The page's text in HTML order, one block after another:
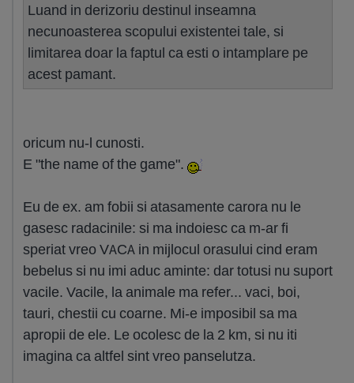
Luand in derizoriu destinul inseamna
necunoasterea scopului existentei tale, si
limitarea doar la faptul ca esti o intamplare pe
acest pamant.
oricum nu-l cunosti.
E "the name of the game".
Eu de ex. am fobii si atasamente carora nu le
gasesc radacinile: si ma indoiesc ca m-ar fi
speriat vreo VACA in mijlocul orasului cind eram
bebelus si nu imi aduc aminte: dar totusi nu suport
vacile. Vacile, la animale ma refer... vaci, boi,
tauri, chestii cu coarne. Mi-e imposibil sa ma
apropii de ele. Le ocolesc de la 2 km, si nu iti
imagina ca altfel sint vreo panselutza.